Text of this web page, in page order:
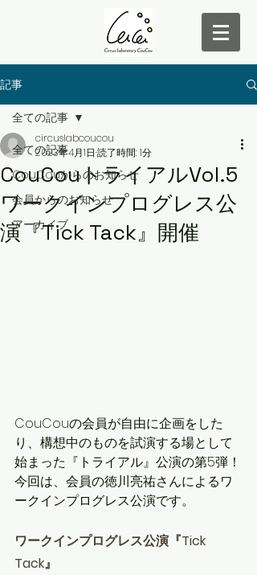
記事
全ての記事
CouCouからのお知らせ
会員からのお知らせ
アーカイブ
全ての記事
CouCouトライアルVol.5
ワークインプログレス公
演『Tick Tack』開催
circuslabcoucou
2023年4月1日 読了時間: 1分
CouCouの会員が自由に企画をした
り、構想中のものを試演する場として
始まった『トライアル』公演の第5弾！​
今回は、会員の徳川亮祐さんによるワ
ークインプログレス公演です。
ワークインプログレス公演『Tick
Tack』